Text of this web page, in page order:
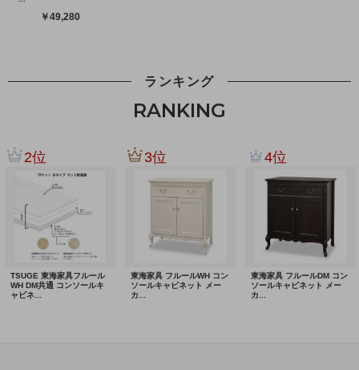
ランキング
RANKING